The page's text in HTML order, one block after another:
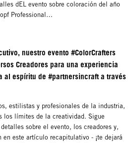
dEL evento sobre coloración del año
Professional…
nuestro evento #ColorCrafters
Creadores para una experiencia
al espíritu de #partnersincraft a través
estilistas y profesionales de la industria,
los límites de la creatividad. Sigue
sobre el evento, los creadores y,
en este artículo recapitulativo - ¡te dejará